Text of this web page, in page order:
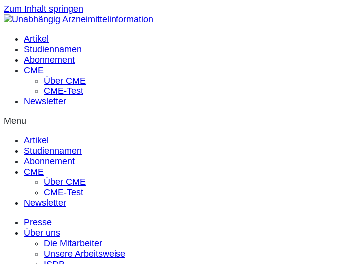
Zum Inhalt springen
Artikel
Studiennamen
Abonnement
CME
Über CME
CME-Test
Newsletter
Menu
Artikel
Studiennamen
Abonnement
CME
Über CME
CME-Test
Newsletter
Presse
Über uns
Die Mitarbeiter
Unsere Arbeitsweise